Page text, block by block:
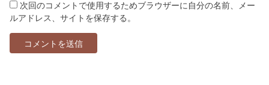
次回のコメントで使用するためブラウザーに自分の名前、メー
ルアドレス、サイトを保存する。